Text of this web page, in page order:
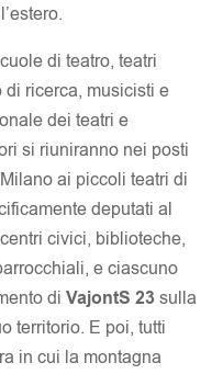
di teatro, teatri
ricerca, musicisti e
dei teatri e
si riuniranno nei posti
ai piccoli teatri di
deputati al
civici, biblioteche,
e ciascuno
di VajontS 23sulla
territorio. E poi, tutti
in cui la montagna